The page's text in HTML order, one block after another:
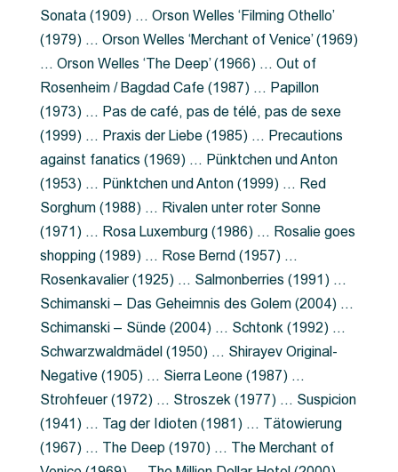
Sonata (1909) … Orson Welles ‘Filming Othello’
(1979) … Orson Welles ‘Merchant of Venice’ (1969)
… Orson Welles ‘The Deep’ (1966) … Out of
Rosenheim / Bagdad Cafe (1987) … Papillon
(1973) … Pas de café, pas de télé, pas de sexe
(1999) … Praxis der Liebe (1985) … Precautions
against fanatics (1969) … Pünktchen und Anton
(1953) … Pünktchen und Anton (1999) … Red
Sorghum (1988) … Rivalen unter roter Sonne
(1971) … Rosa Luxemburg (1986) … Rosalie goes
shopping (1989) … Rose Bernd (1957) …
Rosenkavalier (1925) … Salmonberries (1991) …
Schimanski – Das Geheimnis des Golem (2004) …
Schimanski – Sünde (2004) … Schtonk (1992) …
Schwarzwaldmädel (1950) … Shirayev Original-
Negative (1905) … Sierra Leone (1987) …
Strohfeuer (1972) … Stroszek (1977) … Suspicion
(1941) … Tag der Idioten (1981) … Tätowierung
(1967) … The Deep (1970) … The Merchant of